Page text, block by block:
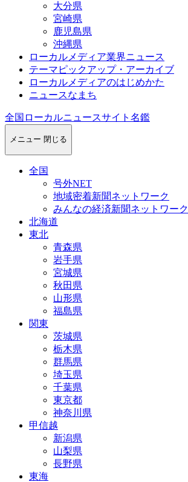
大分県
宮崎県
鹿児島県
沖縄県
ローカルメディア業界ニュース
テーマピックアップ・アーカイブ
ローカルメディアのはじめかた
ニュースなまち
全国ローカルニュースサイト名鑑
メニュー 閉じる
全国
号外NET
地域密着新聞ネットワーク
みんなの経済新聞ネットワーク
北海道
東北
青森県
岩手県
宮城県
秋田県
山形県
福島県
関東
茨城県
栃木県
群馬県
埼玉県
千葉県
東京都
神奈川県
甲信越
新潟県
山梨県
長野県
東海